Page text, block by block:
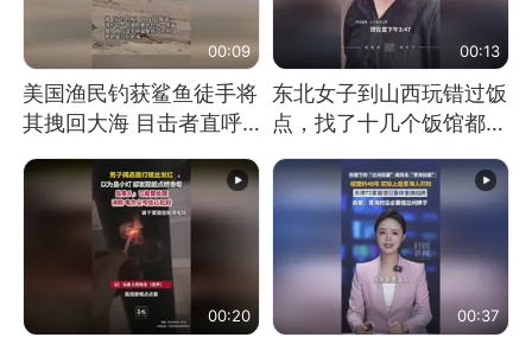
00:09
美国渔民钓获鲨鱼徒手将
其拽回大海 目击者直呼
消息）
00:13
东北女子到山西玩错过饭
点，找了十几个饭馆都没
00:20 00:37